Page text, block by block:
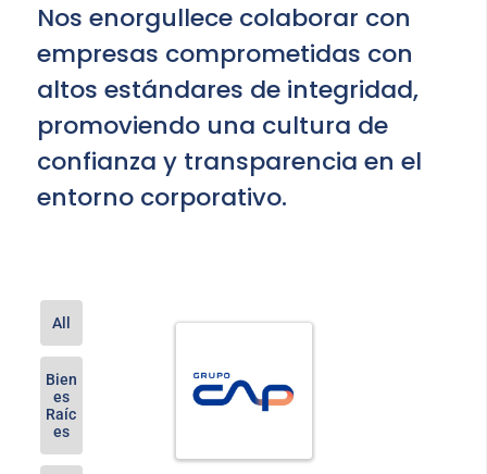
Nos enorgullece colaborar con
empresas comprometidas con
altos estándares de integridad,
promoviendo una cultura de
confianza y transparencia en el
entorno corporativo.
All
Bien
es
Raíc
es